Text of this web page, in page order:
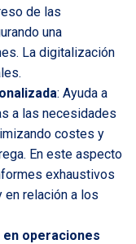
de las
una
La digitalización
: Ayuda a
a las necesidades
costes y
En este aspecto
exhaustivos
en relación a los
operaciones